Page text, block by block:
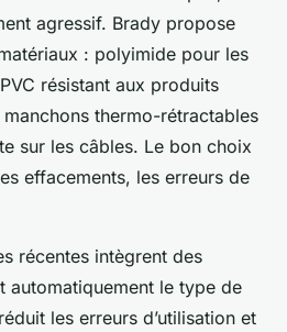
agressif. Brady propose
: polyimide pour les
résistant aux produits
thermo-rétractables
sur les câbles. Le bon choix
effacements, les erreurs de
récentes intègrent des
automatiquement le type de
les erreurs d’utilisation et